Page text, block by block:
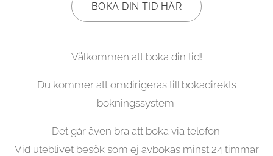
BOKA DIN TID HÄR
Välkommen att boka din tid!
Du kommer att omdirigeras till bokadirekts
bokningssystem.
Det går även bra att boka via telefon.
Vid uteblivet besök som ej avbokas minst 24 timmar